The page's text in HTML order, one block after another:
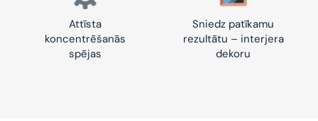
Attīsta
koncentrēšanās
spējas
Sniedz patīkamu
rezultātu – interjera
dekoru
-10% pirmajam pasūtījumam